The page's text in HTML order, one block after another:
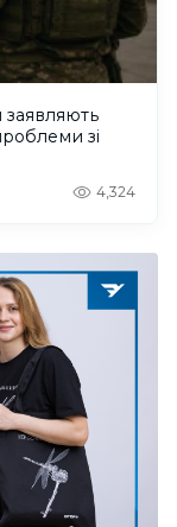
заявляють
зі
4,324